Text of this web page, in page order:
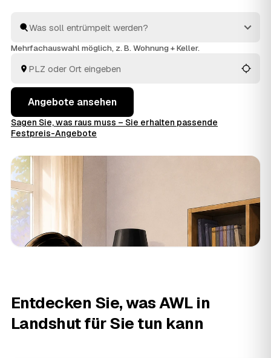
geprüften Anbietern aus der Umgebung. Egal ob kleiner
Auftrag oder kompletteHaushaltsauflösung
entsorgt.
Mehrfachauswahl möglich, z. B. Wohnung + Keller.
Angebote ansehen
Sagen Sie, was raus muss – Sie erhalten passende
Festpreis-Angebote
Entdecken Sie, was AWL in
Landshut für Sie tun kann